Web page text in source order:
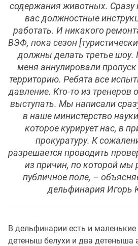
содержания животных. Сразу
вас должностные
работать. И никакого
ВЭФ, пока сезон
должны делать третье шоу.
меня аннулировали
территорию. Ребята все
давление. Кто-то из тренеров
выступать. Мы написали
в наше министерство
которое курирует нас, в
прокуратуру. К
разрешается проводить
из причин, по которой мы
публичное поле, –
дельфинария Игорь
В дельфинарии есть и
детеныш белухи и два